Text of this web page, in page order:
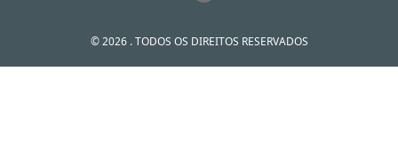
© 2026 . TODOS OS DIREITOS RESERVADOS